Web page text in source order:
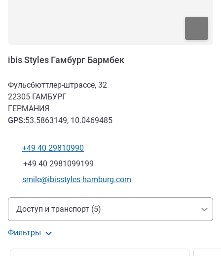
ibis Styles Гамбург Бармбек
Фульсбюттлер-штрассе, 32
22305 ГАМБУРГ
ГЕРМАНИЯ
GPS:53.5863149, 10.0469485
Телефон
+49 40 29810990
Факс
+49 40 2981099199
Контактный адрес электронной почты
smile@ibisstyles-hamburg.com
Доступ и транспорт
Доступ и транспорт (5)
Фильтры